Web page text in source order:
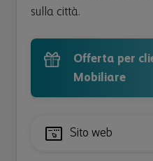
sulla città.
Offerta per
Mobiliare
Sito web